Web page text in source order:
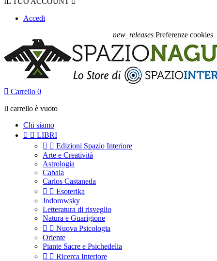
Accedi
new_releases Preferenze cookies
 Carrello 0
Il carrello è vuoto
Chi siamo
  LIBRI
  Edizioni Spazio Interiore
Arte e Creatività
Astrologia
Cabala
Carlos Castaneda
  Esoterika
Jodorowsky
Letteratura di risveglio
Natura e Guarigione
  Nuova Psicologia
Oriente
Piante Sacre e Psichedelia
  Ricerca Interiore